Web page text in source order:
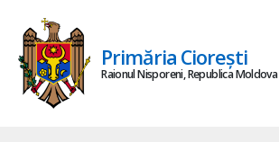
Primăria Ciorești
Raionul Nisporeni, Republica Moldova